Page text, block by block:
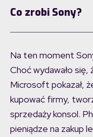
Co zrobi Sony?
Na ten moment
Choć wydawało
Microsoft pokazał,
kupować firmy,
sprzedaży konsol.
pieniądze na zakup